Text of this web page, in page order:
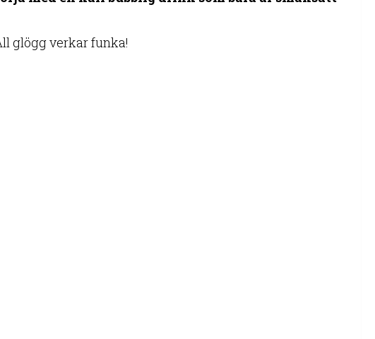
glögg verkar funka!